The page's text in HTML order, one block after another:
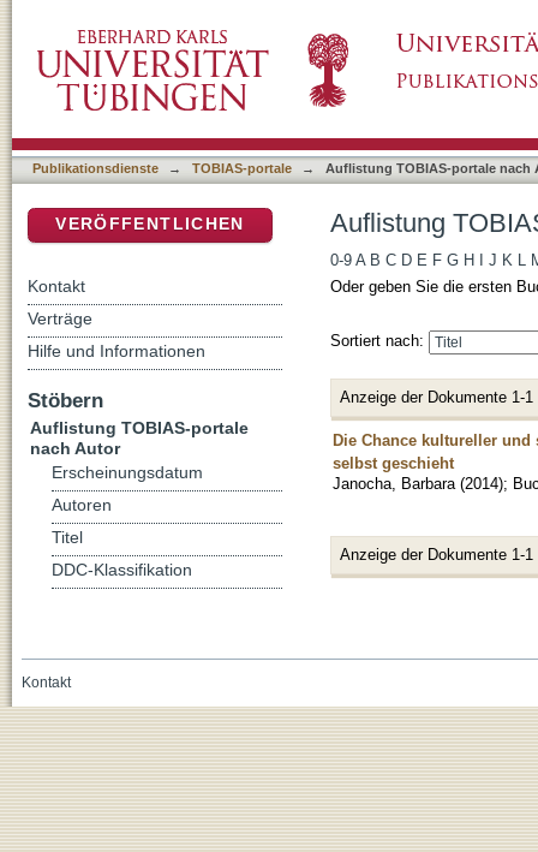
Publikationsdienste → TOBIAS-portale → Auflistung TOBIAS-portale nach
Auflistung
0-9 A B C D E F G H J K L
Oder geben Sie die ersten
Sortiert nach:
Anzeige der Dokumente 1-1
Die Chance kultureller
selbst geschieht
Janocha, Barbara (2014);
Anzeige der Dokumente 1-1
VERÖFFENTLICHEN
Kontakt
Verträge
Hilfe und Informationen
Stöbern
Auflistung TOBIAS-portale
nach Autor
Erscheinungsdatum
Autoren
Titel
DDC-Klassifikation
Kontakt